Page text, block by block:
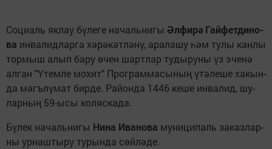
Со­ци­аль як­лау бү­ле­ге на­чаль­ни­гы Әл­фи­рә Гай­фет­ди­но­
ва ин­ва­лид­лар­га хә­рә­кәт­лә­нү, ара­ла­шу һәм ту­лы кан­лы
тор­мыш алып ба­ру өчен шарт­лар ту­ды­ру­ны үз эче­нә
ал­ган "Ү­тем­ле мо­хит" Прог­рам­ма­сы­ның үтә­ле­ше ха­кын­
да мәгъ­лү­мат бир­де. Ра­йон­да 1446 ке­ше ин­ва­лид, шу­
лар­ның 59-ысы коляскада.
Бү­лек на­чаль­ни­гы Ни­на Ива­но­ва му­ни­ци­паль за­каз­лар­
ны ур­наш­ты­ру ту­рын­да сөй­лә­де.